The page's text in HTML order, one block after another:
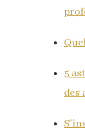
5
des